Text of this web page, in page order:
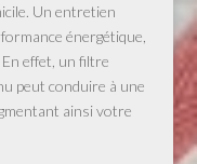
Un entretien
énergétique,
effet, un filtre
peut conduire à une
ainsi votre